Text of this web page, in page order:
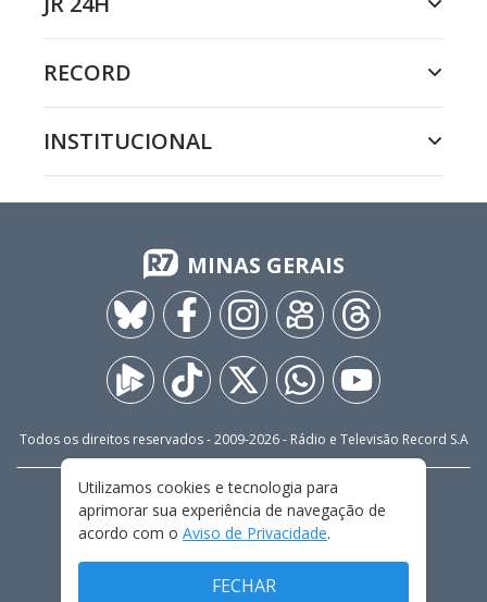
RECORD
INSTITUCIONAL
MINAS GERAIS
Todos os direitos reservados - 2009-2026- Rádio e Televisão Record S.A
FALE CONOSCO
PRIVACIDADE
TERMOS E CONDIÇÕES DE USO
Utilizamos cookies e tecnologia para
aprimorar sua experiência de navegação de
acordo com o Aviso de Privacidade.
FECHAR